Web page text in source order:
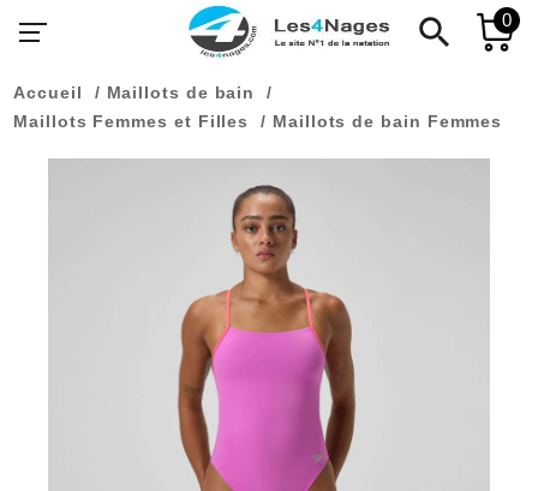
search 0
Accueil
Maillots de bain
Maillots Femmes et Filles
Maillots de bain Femmes